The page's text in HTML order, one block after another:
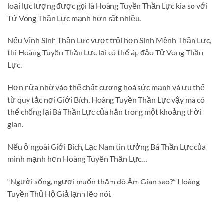
loại lực lượng được gọi là Hoàng Tuyền Thần Lực kia so với
Tử Vong Thần Lực mạnh hơn rất nhiều.
Nếu Vĩnh Sinh Thần Lực vượt trội hơn Sinh Mệnh Thần Lực,
thì Hoàng Tuyền Thần Lực lại có thể áp đảo Tử Vong Thần
Lực.
Hơn nữa nhờ vào thể chất cường hoá sức mạnh và ưu thế
từ quy tắc nơi Giới Bích, Hoàng Tuyền Thần Lực vậy mà có
thể chống lại Bá Thần Lực của hắn trong một khoảng thời
gian.
Nếu ở ngoài Giới Bích, Lạc Nam tin tưởng Bá Thần Lực của
mình mạnh hơn Hoàng Tuyền Thần Lực…
“Người sống, ngươi muốn thăm dò Âm Gian sao?” Hoàng
Tuyền Thủ Hộ Giả lạnh lẽo nói.